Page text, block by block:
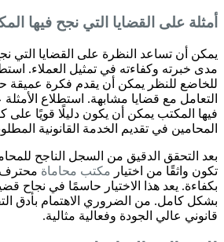
أمثلة على القضايا التي نجح فيها
يمكن أن تساعد النظرة على القضايا التي
مدى خبرته وكفاءته في تمثيل العملاء.
للخاضع للنظر يمكن أن يقدم فكرة عميقة
التعامل مع قضايا مشابهة. استطلاع
فيها المكتب يمكن أن يكون دليلًا قويًا على
المحامين في تقديم الخدمة القانونية
بعد التحقق الدقيق من السجل الناجح
تكون واثقًا من اختيار مكتب محاماة محترف
بكفاءة. يعد هذا الاختيار حاسمًا في نجاح
بشكل كامل. من الضروري الاهتمام بأدق
قانوني عالي الجودة وفعالية مثالية.